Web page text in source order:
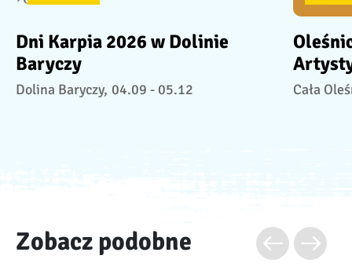
Dni Karpia 2026 w Dolinie
Baryczy
Dolina Baryczy, 04.09 - 05.12 Cała
Zobacz podobne